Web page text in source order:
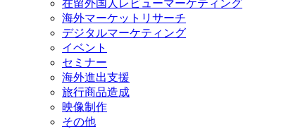
在留外国⼈レビューマーケティング
海外マーケットリサーチ
デジタルマーケティング
イベント
セミナー
海外進出支援
旅行商品造成
映像制作
その他